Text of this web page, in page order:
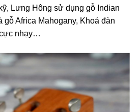
Lưng Hông sử dụng gỗ Indian
gỗ Africa Mahogany, Khoá đàn
nhạy…